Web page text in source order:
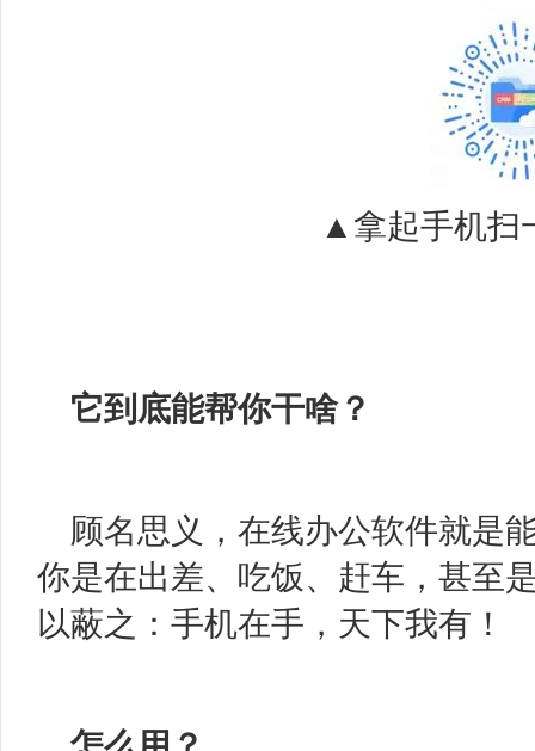
▲拿起手机扫
它到底能帮你干啥？
顾名思义，在线办公软件就是
你是在出差、吃饭、赶车，甚至
以蔽之：手机在手，天下我有！